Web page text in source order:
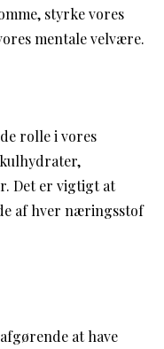
styrke vores
mentale velvære.
rolle i vores
Det er vigtigt at
af hver næringsstof
at have